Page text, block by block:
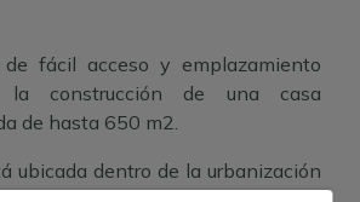
de fácil acceso y emplazamiento
la construcción de una casa
de hasta 650 m2.
ubicada dentro de la urbanización